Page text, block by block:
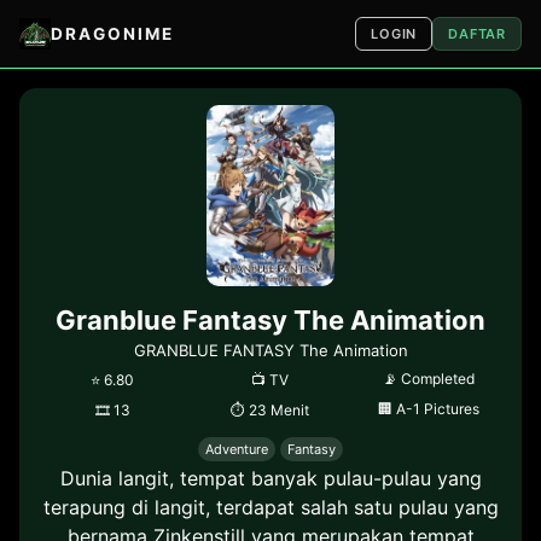
DRAGONIME LOGIN DAFTAR
Granblue Fantasy The Animation
GRANBLUE FANTASY The Animation
⭐6.80 📺TV 📡 Completed
🎞 13 ⏱ 23 Menit 🏢 A-1 Pictures
Adventure Fantasy
Dunia langit, tempat banyak pulau-pulau yang
terapung di langit, terdapat salah satu pulau yang
bernama Zinkenstill yang merupakan tempat